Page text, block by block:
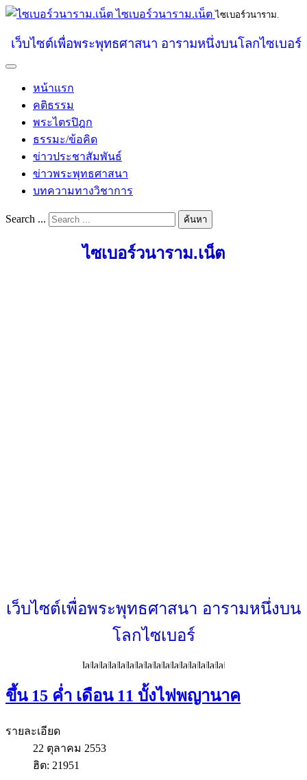
ไซเบอร์วนาราม.เน็ต ไซเบอร์วนาราม.
เว็บไซต์เพื่อพระพุทธศาสนา อารามหนึ่งบนโลกไซเบอร์
หน้าแรก
คติธรรม
พระไตรปิฎก
ธรรมะ/ข้อคิด
ข่าวประชาสัมพันธ์
ข่าวพระพุทธศาสนา
บทความทางวิชาการ
Search ... ค้นหา
ไซเบอร์วนาราม.เน็ต
เว็บไซต์เพื่อพระพุทธศาสนา อารามหนึ่งบน
โลกไซเบอร์
ขึ้น 15 ค่ำ เดือน 11 บั้งไฟพญานาค
รายละเอียด
22 ตุลาคม 2553
ฮิต: 21951